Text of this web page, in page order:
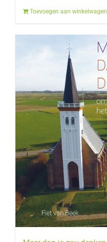
Toevoegen aan winkelwagen